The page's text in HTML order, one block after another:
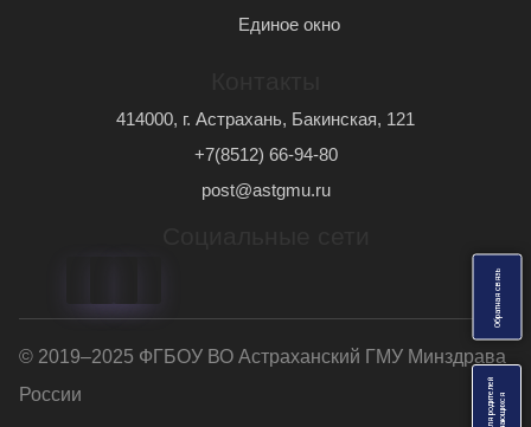
О
б
р
а
т
н
а
я
с
в
я
з
ь
я
Единое окно
414000, г. Астрахань, Бакинская, 121
+7(8512) 66-94-80
post@astgmu.ru
© 2019–2025 ФГБОУ ВО Астраханский ГМУ Минздрава
России